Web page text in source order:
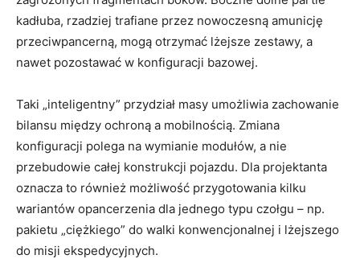
kadłuba, rzadziej trafiane przez nowoczesną amunicję
przeciwpancerną, mogą otrzymać lżejsze zestawy, a
nawet pozostawać w konfiguracji bazowej.
Taki „inteligentny” przydział masy umożliwia zachowanie
bilansu między ochroną a mobilnością. Zmiana
konfiguracji polega na wymianie modułów, a nie
przebudowie całej konstrukcji pojazdu. Dla projektanta
oznacza to również możliwość przygotowania kilku
wariantów opancerzenia dla jednego typu czołgu – np.
pakietu „ciężkiego” do walki konwencjonalnej i lżejszego
do misji ekspedycyjnych.